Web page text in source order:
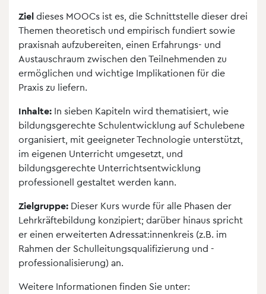
Ziel dieses MOOCs ist es, die Schnittstelle dieser drei
Themen theoretisch und empirisch fundiert sowie
praxisnah aufzubereiten, einen Erfahrungs- und
Austauschraum zwischen den Teilnehmenden zu
ermöglichen und wichtige Implikationen für die
Praxis zu liefern.
Inhalte: In sieben Kapiteln wird thematisiert, wie
bildungsgerechte Schulentwicklung auf Schulebene
organisiert, mit geeigneter Technologie unterstützt,
im eigenen Unterricht umgesetzt, und
bildungsgerechte Unterrichtsentwicklung
professionell gestaltet werden kann.
Zielgruppe: Dieser Kurs wurde für alle Phasen der
Lehrkräftebildung konzipiert; darüber hinaus spricht
er einen erweiterten Adressat:innenkreis (z.B. im
Rahmen der Schulleitungsqualifizierung und -
professionalisierung) an.
Weitere Informationen finden Sie unter: